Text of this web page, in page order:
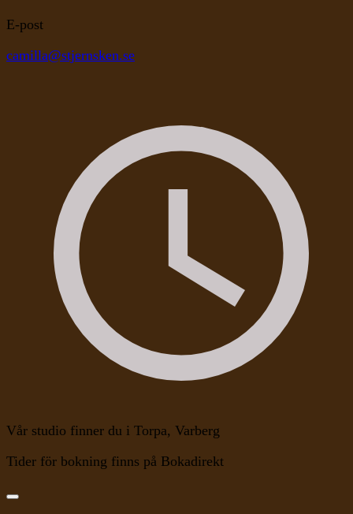
E-post
camilla@stjernsken.se
Vår studio finner du i Torpa, Varberg
Tider för bokning finns på Bokadirekt